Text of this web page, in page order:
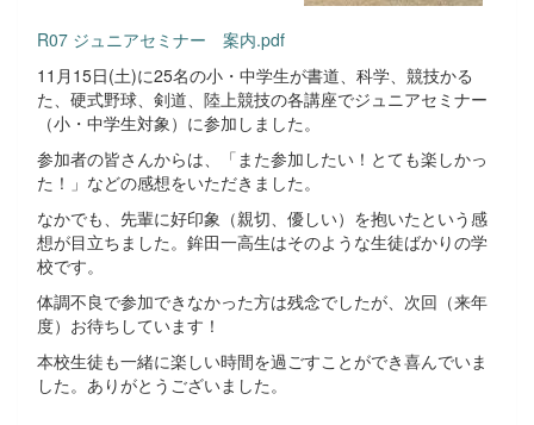
R07 ジュニアセミナー 案内.pdf
11月15日(土)に25名の小・中学生が書道、科学、競技かる
た、硬式野球、剣道、陸上競技の各講座でジュニアセミナー
（小・中学生対象）に参加しました。
参加者の皆さんからは、「また参加したい！とても楽しかっ
た！」などの感想をいただきました。
なかでも、先輩に好印象（親切、優しい）を抱いたという感
想が目立ちました。鉾田一高生はそのような生徒ばかりの学
校です。
体調不良で参加できなかった方は残念でしたが、次回（来年
度）お待ちしています！
本校生徒も一緒に楽しい時間を過ごすことができ喜んでいま
した。ありがとうございました。